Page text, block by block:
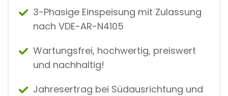
3-Phasige Einspeisung mit Zulassung
nach VDE-AR-N4105
Wartungsfrei, hochwertig, preiswert
und nachhaltig!
Jahresertrag bei Südausrichtung und